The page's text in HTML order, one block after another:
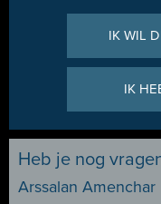
IK WIL
IK
Heb je nog
Arssalan Amenchar